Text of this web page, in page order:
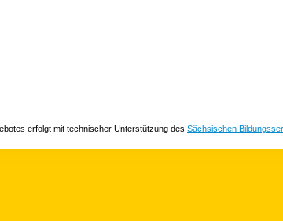
erfolgt mit technischer Unterstützung des Sächsischen